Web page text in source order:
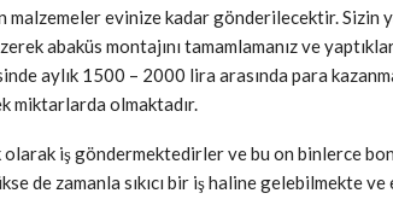
malzemeler evinize kadar gönderilecektir. Sizin
abaküs montajını tamamlamanız ve
aylık 1500 – 2000 lira arasında para
miktarlarda olmaktadır.
iş göndermektedirler ve bu on binlerce
de zamanla sıkıcı bir iş haline gelebilmekte ve